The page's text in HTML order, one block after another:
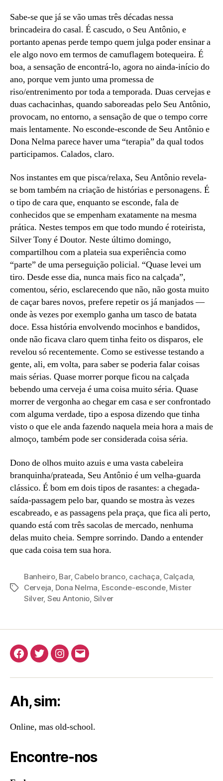
Sabe-se que já se vão umas três décadas nessa
brincadeira do casal. É cascudo, o Seu Antônio, e
portanto apenas perde tempo quem julga poder ensinar a
ele algo novo em termos de camuflagem botequeira. É
boa, a sensação de encontrá-lo, agora no ainda-início do
ano, porque vem junto uma promessa de
riso/entrenimento por toda a temporada. Duas cervejas e
duas cachacinhas, quando saboreadas pelo Seu Antônio,
provocam, no entorno, a sensação de que o tempo corre
mais lentamente. No esconde-esconde de Seu Antônio e
Dona Nelma parece haver uma “terapia” da qual todos
participamos. Calados, claro.
Nos instantes em que pisca/relaxa, Seu Antônio revela-
se bom também na criação de histórias e personagens. É
o tipo de cara que, enquanto se esconde, fala de
conhecidos que se empenham exatamente na mesma
prática. Nestes tempos em que todo mundo é roteirista,
Silver Tony é Doutor. Neste último domingo,
compartilhou com a plateia sua experiência como
“parte” de uma perseguição policial. “Quase levei um
tiro. Desde esse dia, nunca mais fico na calçada”,
comentou, sério, esclarecendo que não, não gosta muito
de caçar bares novos, prefere repetir os já manjados —
onde às vezes por exemplo ganha um tasco de batata
doce. Essa história envolvendo mocinhos e bandidos,
onde não ficava claro quem tinha feito os disparos, ele
revelou só recentemente. Como se estivesse testando a
gente, ali, em volta, para saber se poderia falar coisas
mais sérias. Quase morrer porque ficou na calçada
bebendo uma cerveja é uma coisa muito séria. Quase
morrer de vergonha ao chegar em casa e ser confrontado
com alguma verdade, tipo a esposa dizendo que tinha
visto o que ele anda fazendo naquela meia hora a mais de
almoço, também pode ser considerada coisa séria.
Dono de olhos muito azuis e uma vasta cabeleira
branquinha/prateada, Seu Antônio é um velha-guarda
clássico. É bom em dois tipos de rasantes: a chegada-
saída-passagem pelo bar, quando se mostra às vezes
escabreado, e as passagens pela praça, que fica ali perto,
quando está com três sacolas de mercado, nenhuma
delas muito cheia. Sempre sorrindo. Dando a entender
que cada coisa tem sua hora.
Tags
Banheiro, Bar, Cabelo branco, cachaça, Calçada,
Cerveja, Dona Nelma, Esconde-esconde, Mister
Silver, Seu Antonio, Silver
Facebook
TwitterInstagram
E-
Ah, sim:
Online, mas old-school.
Encontre-nos